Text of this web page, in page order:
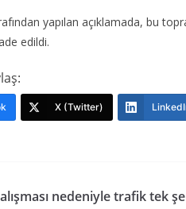
yapılan açıklamada, bu
edildi.
X (Twitter)
nedeniyle trafik tek